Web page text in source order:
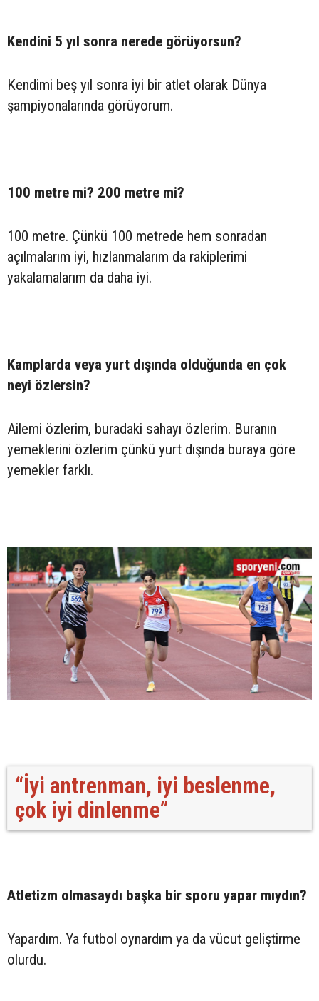
Kendini 5 yıl sonra nerede görüyorsun?
Kendimi beş yıl sonra iyi bir atlet olarak Dünya
şampiyonalarında görüyorum.
100 metre mi? 200 metre mi?
100 metre. Çünkü 100 metrede hem sonradan
açılmalarım iyi, hızlanmalarım da rakiplerimi
yakalamalarım da daha iyi.
Kamplarda veya yurt dışında olduğunda en çok
neyi özlersin?
Ailemi özlerim, buradaki sahayı özlerim. Buranın
yemeklerini özlerim çünkü yurt dışında buraya göre
yemekler farklı.
“İyi antrenman, iyi beslenme,
çok iyi dinlenme”
Atletizm olmasaydı başka bir sporu yapar mıydın?
Yapardım. Ya futbol oynardım ya da vücut geliştirme
olurdu.